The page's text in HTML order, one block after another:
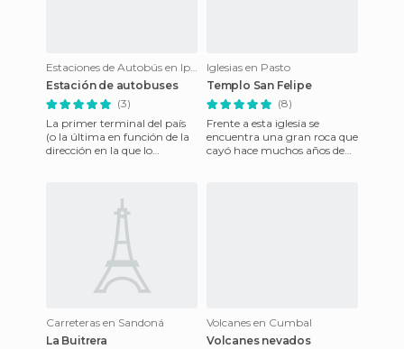
Estaciones de Autobús en Ipiales
Estación de autobuses
(3)
La primer terminal del país
(o la última en función de la
dirección en la que lo
Iglesias en Pasto
Templo San Felipe
(8)
Frente a esta iglesia se
encuentra una gran roca que
cayó hace muchos años de
Carreteras en Sandoná
La Buitrera
Volcanes en Cumbal
Volcanes nevados